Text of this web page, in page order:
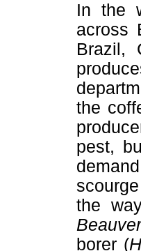
In the
across
Brazil,
the
pest,
the
borer (